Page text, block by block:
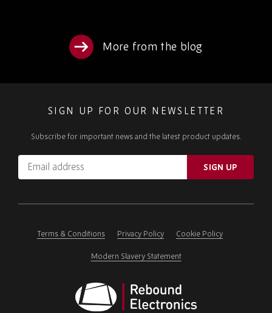
More from the blog
SIGN UP FOR OUR NEWSLETTER
Subscribe for important news and the latest product updates.
Email
address
ignore
SIGN UP
Terms & Conditions Privacy Policy Cookie Policy
Modern Slavery Statement